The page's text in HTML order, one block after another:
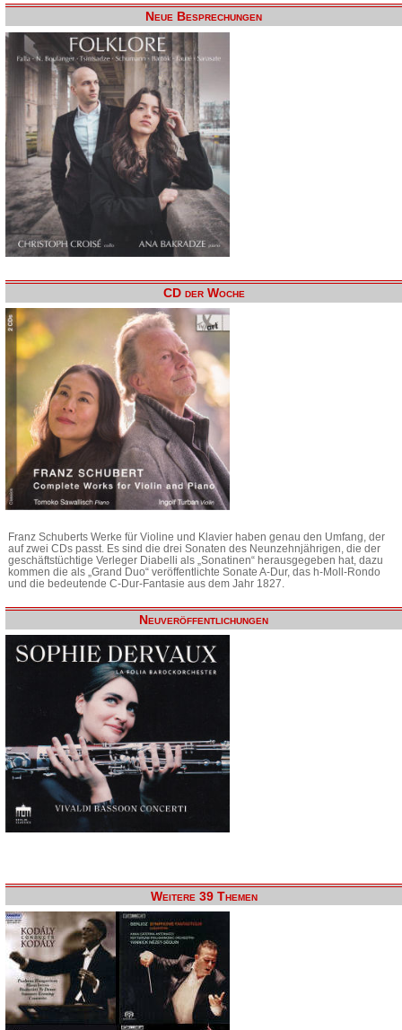
Neue Besprechungen
CD der Woche
Franz Schuberts Werke für Violine und Klavier haben genau den Umfang, der
auf zwei CDs passt. Es sind die drei Sonaten des Neunzehnjährigen, die der
geschäftstüchtige Verleger Diabelli als „Sonatinen“ herausgegeben hat, dazu
kommen die als „Grand Duo“ veröffentlichte Sonate A-Dur, das h-Moll-Rondo
und die bedeutende C-Dur-Fantasie aus dem Jahr 1827.
Neuveröffentlichungen
Weitere 39 Themen